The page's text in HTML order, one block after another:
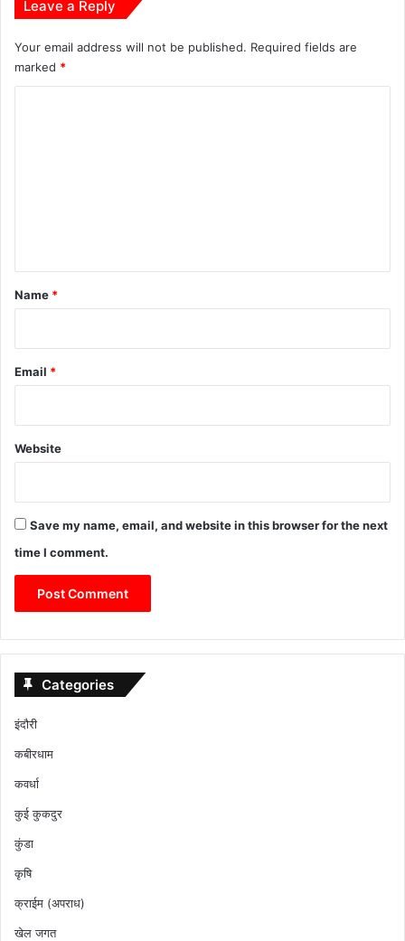
Leave a Reply
Your email address will not be published. Required fields are
marked *
*
Name *
Email *
Website
Save my name, email, and website in this browser for the next
time I comment.
Categories
इंदौरी
कबीरधाम
कवर्धा
कुई कुकदुर
कुंडा
कृषि
क्राईम (अपराध)
खेल जगत